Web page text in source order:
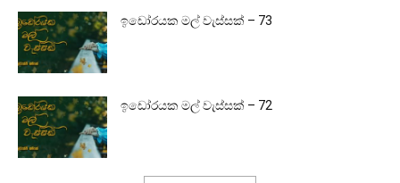
ඉඩෝරයක මල් වැස්සක් – 73
ඉඩෝරයක මල් වැස්සක් – 72